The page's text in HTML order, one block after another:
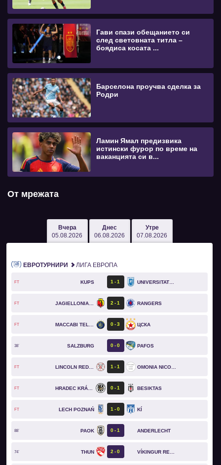
Гави спази обещанието си
след световната титла –
боядиса косата ...
Барселона проучва сделка за
Родри
Ламин Ямал предизвика
истински фурор по време на
ваканцията си в...
От мрежата
Вчера
05.08.2026
Днес
06.08.2026
Утре
07.08.2026
ЕВРОТУРНИРИ ЛИГА ЕВРОПА
FT KUPS 1 1 UNIVERSITATEA CRAIOVA
FT JAGIELLONIA BIAŁYSTOK 2 1 RANGERS
FT 0 3 ЦСКА
38` SALZBURG 0 0 PAFOS
FT LINCOLN RED IMPS 1 1 OMONIA NICOSIA
FT HRADEC KRÁLOVÉ 0 1 BESIKTAS
FT LECH POZNAŃ 1 0 KÍ
88` PAOK 0 1 ANDERLECHT
74` THUN 2 0